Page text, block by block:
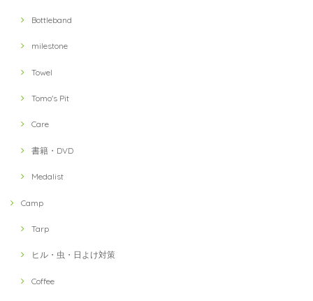
Bottleband
milestone
Towel
Tomo's Pit
Care
書籍・DVD
Medalist
Camp
Tarp
ヒル・虫・日よけ対策
Coffee